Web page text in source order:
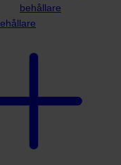
behållare